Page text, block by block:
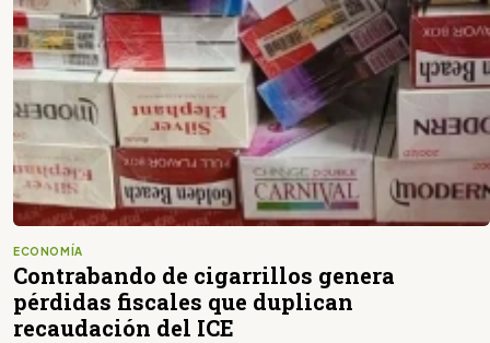
ECONOMÍA
Contrabando de cigarrillos genera
pérdidas fiscales que duplican
recaudación del ICE